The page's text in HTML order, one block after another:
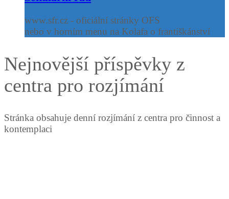
www.sfr.cz - oficiální stránky OFS
nebo v horním menu na Kolafa o františkánství
Nejnovější příspěvky z
centra pro rozjímání
Stránka obsahuje denní rozjímání z centra pro činnost a
kontemplaci